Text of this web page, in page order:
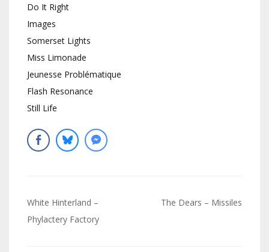
Do It Right
Images
Somerset Lights
Miss Limonade
Jeunesse Problématique
Flash Resonance
Still Life
Navigation
de
White Hinterland –
Phylactery Factory
The Dears – Missiles